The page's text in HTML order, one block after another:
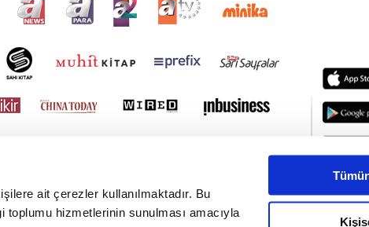
ait çerezler kullanılmaktadır. Bu
hizmetlerinin sunulması amacıyla